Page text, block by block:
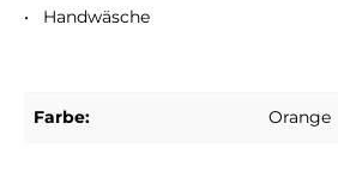
• Handwäsche
Farbe: Orange